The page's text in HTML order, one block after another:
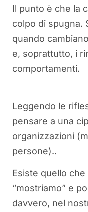
Il punto è che la
colpo di spugna.
quando
e, soprattutto, i
comportamenti.
Leggendo le
pensare a una
organizzazioni
persone)..
Esiste quello
“mostriamo” e
davvero, nel